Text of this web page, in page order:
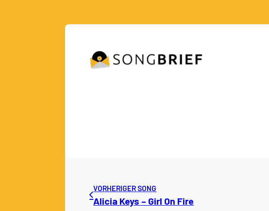
VORHERIGER SONG
Alicia Keys – Girl On Fire